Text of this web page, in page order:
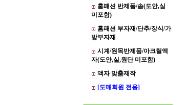
홈패션 반제품/솜(도안,실
미포함)
홈패션 부자재/단추/장식/가
방부자재
시계/원목반제품/아크릴액
자(도안,실,원단 미포함)
액자 맞춤제작
[도매회원 전용]